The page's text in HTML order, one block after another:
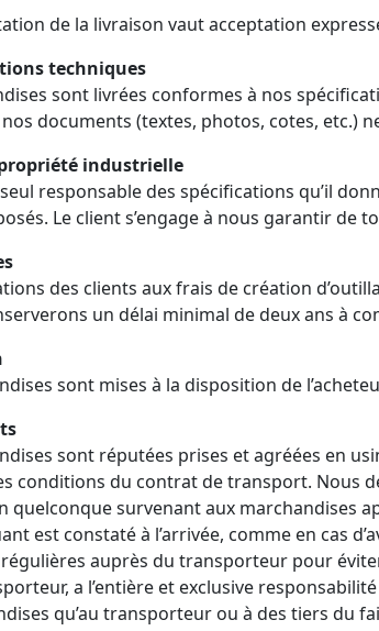
de la livraison vaut acceptation
techniques
sont livrées conformes à nos
documents (textes, photos, cotes, etc.)
industrielle
responsable des spécifications qu’il
Le client s’engage à nous garantir
des clients aux frais de création
un délai minimal de deux ans à
sont mises à la disposition de
sont réputées prises et agréées en
conditions du contrat de transport. Nous
quelconque survenant aux marchandises
est constaté à l’arrivée, comme en cas
régulières auprès du transporteur pour
a l’entière et exclusive
qu’au transporteur ou à des tiers du